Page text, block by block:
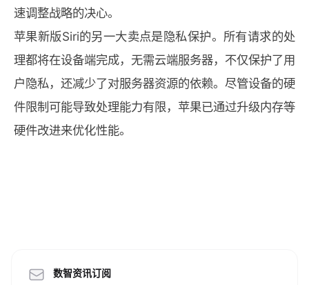
速调整战略的决心。
苹果新版Siri的另一大卖点是隐私保护。所有请求的处
理都将在设备端完成，无需云端服务器，不仅保护了用
户隐私，还减少了对服务器资源的依赖。尽管设备的硬
件限制可能导致处理能力有限，苹果已通过升级内存等
硬件改进来优化性能。
数智资讯订阅